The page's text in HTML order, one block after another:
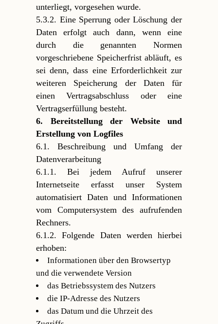
unterliegt, vorgesehen wurde.
5.3.2. Eine Sperrung oder Löschung der
Daten erfolgt auch dann, wenn eine
durch die genannten Normen
vorgeschriebene Speicherfrist abläuft, es
sei denn, dass eine Erforderlichkeit zur
weiteren Speicherung der Daten für
einen Vertragsabschluss oder eine
Vertragserfüllung besteht.
6. Bereitstellung der Website und
Erstellung von Logfiles
6.1. Beschreibung und Umfang der
Datenverarbeitung
6.1.1. Bei jedem Aufruf unserer
Internetseite erfasst unser System
automatisiert Daten und Informationen
vom Computersystem des aufrufenden
Rechners.
6.1.2. Folgende Daten werden hierbei
erhoben:
Informationen über den Browsertyp
und die verwendete Version
das Betriebssystem des Nutzers
die IP-Adresse des Nutzers
das Datum und die Uhrzeit des